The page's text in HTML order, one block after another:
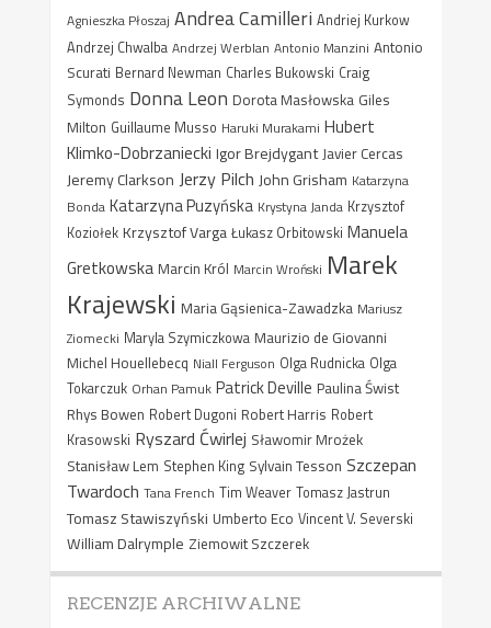
Agnieszka Płoszaj Andrea Camilleri Andriej Kurkow
Andrzej Chwalba Andrzej Werblan Antonio Manzini Antonio
Scurati Bernard Newman Charles Bukowski Craig
Symonds Donna Leon Dorota Masłowska Giles
Milton Guillaume Musso Haruki Murakami Hubert
Klimko-Dobrzaniecki Igor Brejdygant Javier Cercas
Jeremy Clarkson Jerzy Pilch John Grisham Katarzyna
Bonda Katarzyna Puzyńska Krystyna Janda Krzysztof
Koziołek Krzysztof Varga Łukasz Orbitowski Manuela
Gretkowska Marcin Król Marcin Wroński Marek
Krajewski Maria Gąsienica-Zawadzka Mariusz
Ziomecki Maryla Szymiczkowa Maurizio de Giovanni
Michel Houellebecq Niall Ferguson Olga Rudnicka Olga
Tokarczuk Orhan Pamuk Patrick Deville Paulina Świst
Rhys Bowen Robert Dugoni Robert Harris Robert
Krasowski Ryszard Ćwirlej Sławomir Mrożek
Stanisław Lem Stephen King Sylvain Tesson Szczepan
Twardoch Tana French Tim Weaver Tomasz Jastrun
Tomasz Stawiszyński Umberto Eco Vincent V. Severski
William Dalrymple Ziemowit Szczerek
RECENZJE ARCHIWALNE